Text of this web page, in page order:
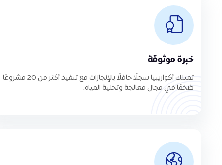
خبرة موثوقة
تمتلك أكواريبيا سجلًا حافلًا بالإنجازات مع تنفيذ أكثر من 20 مشروعًا
ضخمًا في مجال معالجة وتحلية المياه.